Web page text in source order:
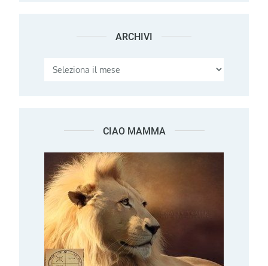
ARCHIVI Archivi
CIAO MAMMA